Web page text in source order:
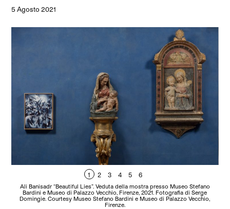
5 Agosto 2021
1 2 3 4 5 6
Ali Banisadr “Beautiful Lies”. Veduta della mostra presso Museo Stefano
Bardini e Museo di Palazzo Vecchio, Firenze, 2021. Fotografia di Serge
Domingie. Courtesy Museo Stefano Bardini e Museo di Palazzo Vecchio,
Firenze.